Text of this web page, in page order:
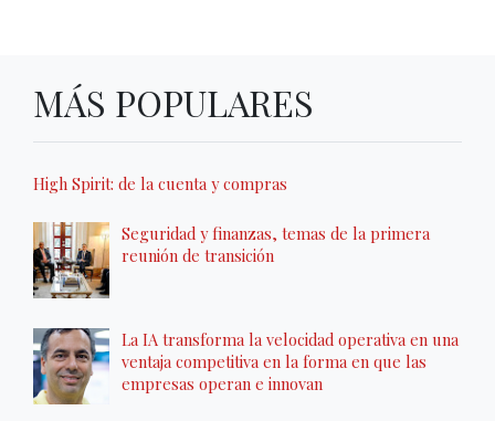
MÁS POPULARES
High Spirit: de la cuenta y compras
Seguridad y finanzas, temas de la primera
reunión de transición
La IA transforma la velocidad operativa en una
ventaja competitiva en la forma en que las
empresas operan e innovan